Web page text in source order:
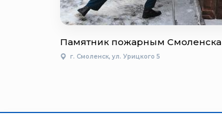
Памятник пожарным Смоленска
г. Смоленск, ул. Урицкого 5